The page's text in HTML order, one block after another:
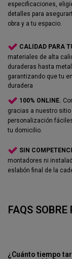
especificaciones,
detalles para
obra y a tu espacio.
CALIDAD PARA
materiales de alta
duraderas hasta
garantizando que tu
duradera
100% ONLINE.
gracias a nuestro
personalización
tu domicilio.
SIN
montadores ni
eslabón final de la
FAQS
¿Cuánto tiempo